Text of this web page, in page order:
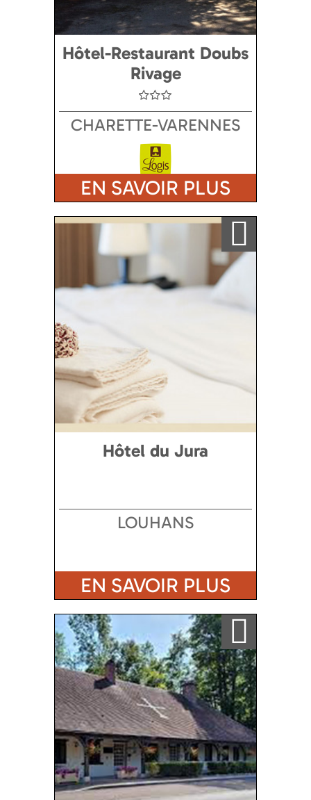
Hôtel-Restaurant Doubs
Rivage
CHARETTE-VARENNES
EN SAVOIR PLUS
Ajouter a ma sélection
Hôtel du Jura
LOUHANS
EN SAVOIR PLUS
Ajouter a ma sélection